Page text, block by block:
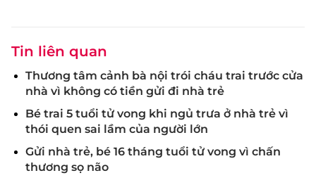
Tin liên quan
Thương tâm cảnh bà nội trói cháu trai trước cửa
nhà vì không có tiền gửi đi nhà trẻ
Bé trai 5 tuổi tử vong khi ngủ trưa ở nhà trẻ vì
thói quen sai lầm của người lớn
Gửi nhà trẻ, bé 16 tháng tuổi tử vong vì chấn
thương sọ não